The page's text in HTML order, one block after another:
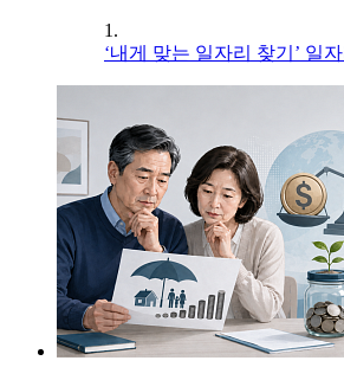
1.
‘내게 맞는 일자리 찾기’ 일